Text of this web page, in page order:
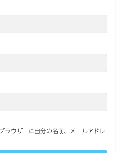
ラウザーに自分の名前、メールアドレ